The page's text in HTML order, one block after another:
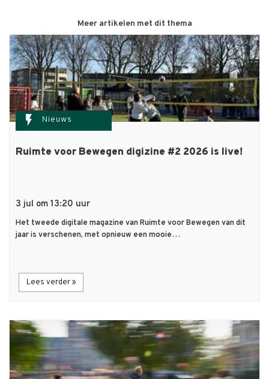
Meer artikelen met dit thema
flash_on Nieuws
Ruimte voor Bewegen digizine #2 2026 is live!
3 jul om 13:20 uur
Het tweede digitale magazine van Ruimte voor Bewegen van dit
jaar is verschenen, met opnieuw een mooie…
Lees verder »